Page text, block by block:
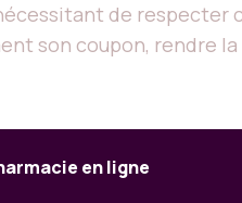
de respecter
son coupon, rendre
en ligne